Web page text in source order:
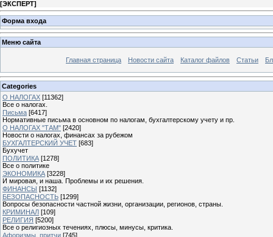
[ЭКСПЕРТ]
Форма входа
Меню сайта
Главная страница Новости сайта Каталог файлов Статьи
Categories
О НАЛОГАХ [11362]
Все о налогах.
Письма [6417]
Нормативные письма в основном по налогам, бухгалтерскому учету и пр.
О НАЛОГАХ "ТАМ" [2420]
Новости о налогах, финансах за рубежом
БУХГАЛТЕРСКИЙ УЧЕТ [683]
Бухучет
ПОЛИТИКА [1278]
Все о политике
ЭКОНОМИКА [3228]
И мировая, и наша. Проблемы и их решения.
ФИНАНСЫ [1132]
БЕЗОПАСНОСТЬ [1299]
Вопросы безопасности частной жизни, организации, регионов, страны.
КРИМИНАЛ [109]
РЕЛИГИЯ [5200]
Все о религиозных течениях, плюсы, минусы, критика.
Афоризмы, притчи [745]